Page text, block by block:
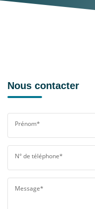
Nous contacter
Prénom*
N° de téléphone*
Message*